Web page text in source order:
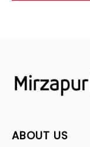
ABOUT US